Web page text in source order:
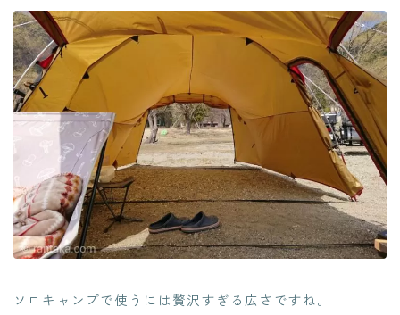
ソロキャンプで使うには贅沢すぎる広さですね。